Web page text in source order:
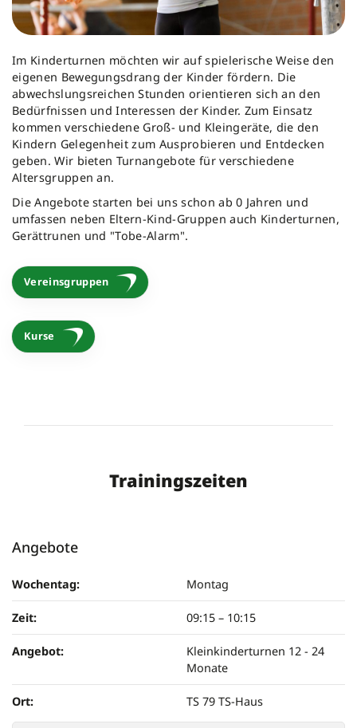
Im Kinderturnen möchten wir auf spielerische Weise den
eigenen Bewegungsdrang der Kinder fördern. Die
abwechslungsreichen Stunden orientieren sich an den
Bedürfnissen und Interessen der Kinder. Zum Einsatz
kommen verschiedene Groß- und Kleingeräte, die den
Kindern Gelegenheit zum Ausprobieren und Entdecken
geben. Wir bieten Turnangebote für verschiedene
Altersgruppen an.
Die Angebote starten bei uns schon ab 0 Jahren und
umfassen neben Eltern-Kind-Gruppen auch Kinderturnen,
Gerättrunen und "Tobe-Alarm".
Vereinsgruppen
Kurse
Trainingszeiten
Angebote
Wochentag: Montag
Zeit: 09:15 – 10:15
Angebot:
Kleinkinderturnen 12 - 24
Monate
Ort: TS 79 TS-Haus